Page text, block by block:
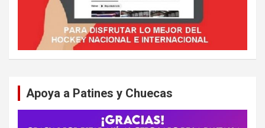
Apoya a Patines y Chuecas